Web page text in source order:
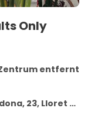
Only
Zentrum entfernt
de Mar 17310